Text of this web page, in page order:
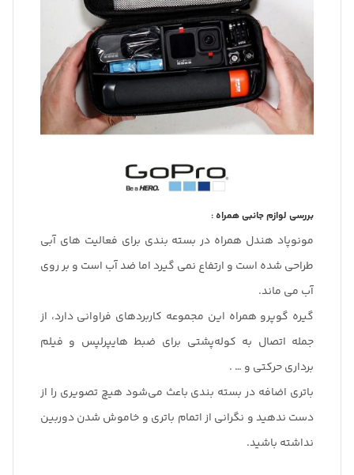
بررسی لوازم جانبی همراه :
مونوپاد هندل همراه در بسته بندی برای فعالیت های آبی
طراحی شده است و ارتفاع نمی گیرد اما ضد آب است و بر روی
آب می ماند.
گیره گوپرو همراه این مجموعه کاربردهای فراوانی دارد، از
جمله اتصال به کوله‌پشتی برای ضبط هایپرلپس و فیلم
برداری حرکتی و … .
باتری اضافه در بسته بندی باعث می‌شود هیچ تصویری را از
دست ندهید و نگرانی از اتمام باتری و خاموش شدن دوربین
نداشته باشید.